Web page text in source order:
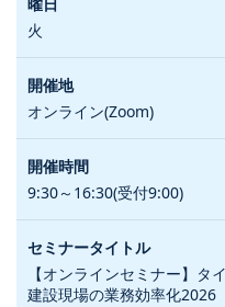
火
オンライン(Zoom)
9:30～16:30(受付9:00)
【オンラインセミナー】タ
建設現場の業務効率化2026